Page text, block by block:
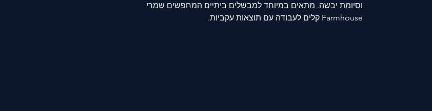
וסיומת יבשה. מתאים במיוחד למבשלים ביתיים המחפשים שמרי
Farmhouse קלים לעבודה עם תוצאות עקביות.